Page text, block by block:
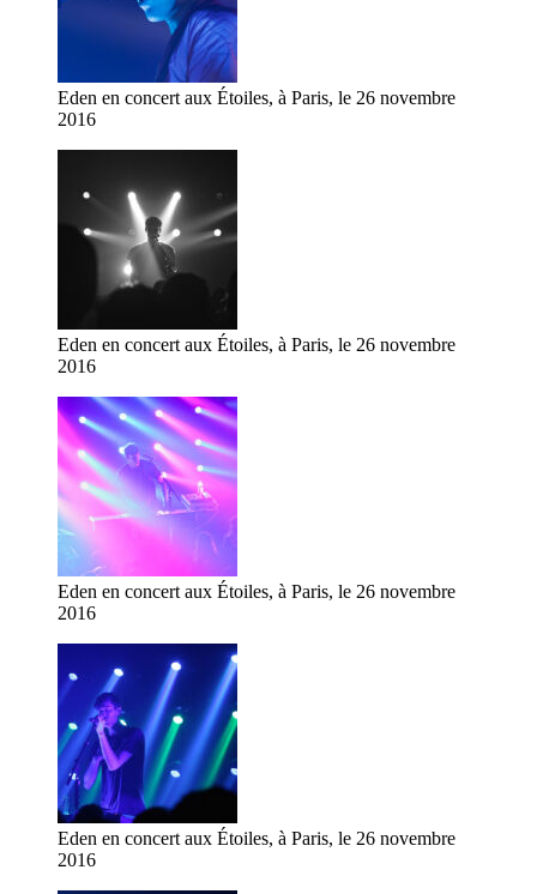
Eden en concert aux Étoiles, à Paris, le 26 novembre
2016
Eden en concert aux Étoiles, à Paris, le 26 novembre
2016
Eden en concert aux Étoiles, à Paris, le 26 novembre
2016
Eden en concert aux Étoiles, à Paris, le 26 novembre
2016